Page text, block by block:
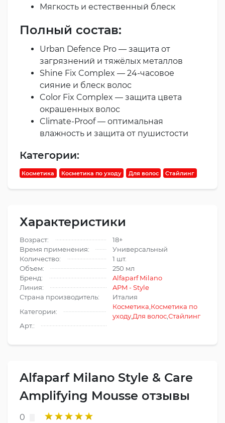
Мягкость и естественный блеск
Полный состав:
Urban Defence Pro — защита от
загрязнений и тяжёлых металлов
Shine Fix Complex — 24-часовое
сияние и блеск волос
Color Fix Complex — защита цвета
окрашенных волос
Climate-Proof — оптимальная
влажность и защита от пушистости
Категории:
Косметика Косметика по уходу Для волос Стайлинг
Характеристики
Возраст:
18+
Время применения:
Универсальный
Количество:
1 шт.
Объем:
250 мл
Бренд:
Alfaparf Milano
Линия:
APM - Style
Страна производитель:
Италия
Категории:
Косметика,Косметика по
уходу,Для волос,Стайлинг
Арт.:
Alfaparf Milano Style & Care
Amplifying Mousse отзывы
0